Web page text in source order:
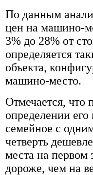
По данным
цен на машино-
3% до 28% от
определяется
объекта,
машино-место.
Отмечается,
определении
семейное с
четверть
места на первом
дороже, чем на